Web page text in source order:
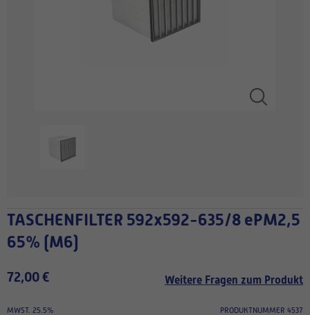
TASCHENFILTER 592x592-635/8 ePM2,5
65% (M6)
72,00 € Weitere Fragen zum Produkt
MWST. 25.5% PRODUKTNUMMER 4537